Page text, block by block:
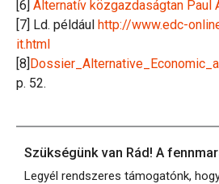
[6] Alternatív közgazdaságtan Paul
[7] Ld. például http://www.edc-
it.html
[8]
p. 52.
Szükségünk van Rád! A
Legyél rendszeres támogatónk,